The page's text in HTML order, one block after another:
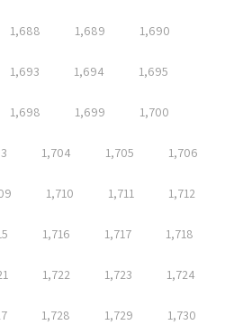
1,688 1,689 1,690
1,693 1,694 1,695
1,698 1,699 1,700
1,704 1,705 1,706
1,710 1,711 1,712
1,716 1,717 1,718
1,722 1,723 1,724
1,728 1,729 1,730